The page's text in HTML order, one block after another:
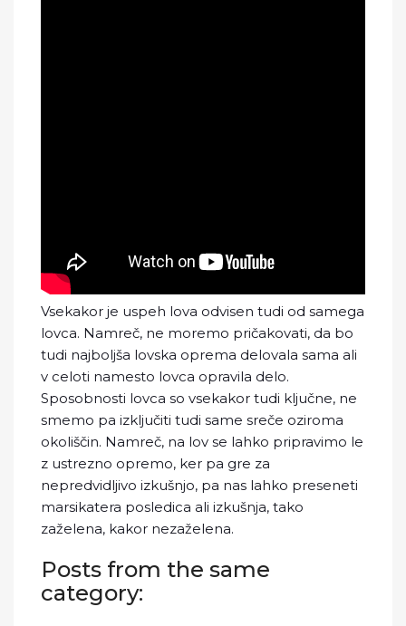
Vsekakor je uspeh lova odvisen tudi od samega
lovca. Namreč, ne moremo pričakovati, da bo
tudi najboljša lovska oprema delovala sama ali
v celoti namesto lovca opravila delo.
Sposobnosti lovca so vsekakor tudi ključne, ne
smemo pa izključiti tudi same sreče oziroma
okoliščin. Namreč, na lov se lahko pripravimo le
z ustrezno opremo, ker pa gre za
nepredvidljivo izkušnjo, pa nas lahko preseneti
marsikatera posledica ali izkušnja, tako
zaželena, kakor nezaželena.
Posts from the same
category: